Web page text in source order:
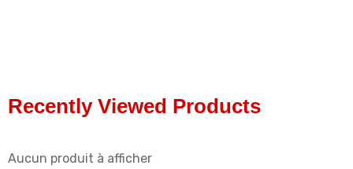
Recently Viewed Products
Aucun produit à afficher